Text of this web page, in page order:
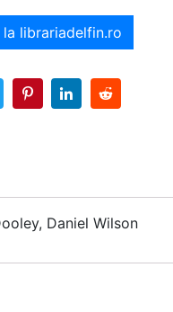
librariadelfin.ro
Daniel Wilson